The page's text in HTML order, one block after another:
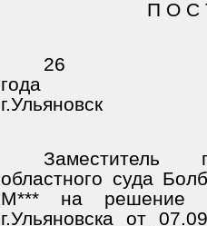
П О С
26
года
г.Ульяновск
Заместитель
областного суда
М*** на решение
г.Ульяновска от